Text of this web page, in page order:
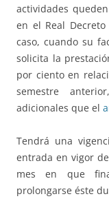
actividades
en el Real
caso, cuando su
solicita la
por ciento en
semestre
adicionales que el
Tendrá una
entrada en vigor
mes en que
prolongarse éste